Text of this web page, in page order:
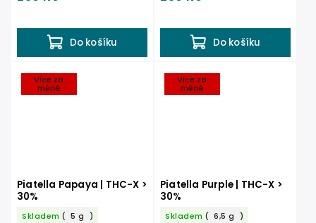
Do košíku Do košíku
Více za
méně
Piatella Papaya | THC-X >
30%
Skladem ( 5 g )
Více za
méně
Piatella Purple | THC-X >
30%
Skladem ( 6,5 g )